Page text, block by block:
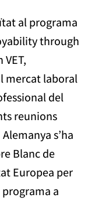
al programa
through
mercat laboral
del
reunions
s’ha
Blanc de
Europea per
a